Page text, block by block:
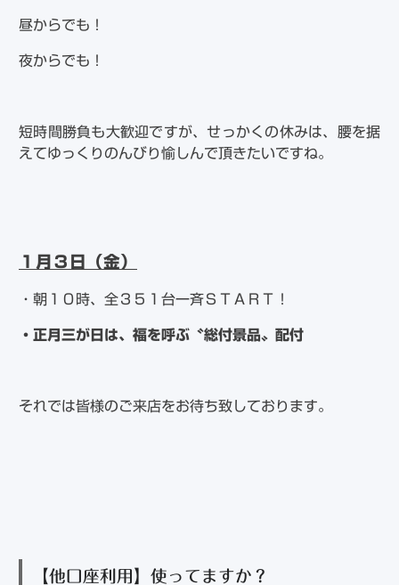
昼からでも！
夜からでも！
短時間勝負も大歓迎ですが、せっかくの休みは、腰を据
えてゆっくりのんびり愉しんで頂きたいですね。
１月３日（金）
・朝１０時、全３５１台一斉ＳＴＡＲＴ！
・正月三が日は、福を呼ぶ〝総付景品〟配付
それでは皆様のご来店をお待ち致しております。
【他口座利用】使ってますか？